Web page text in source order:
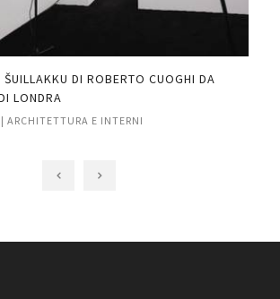
DI ROBERTO CUOGHI DA
LONDRA
ARCHITETTURA E INTERNI